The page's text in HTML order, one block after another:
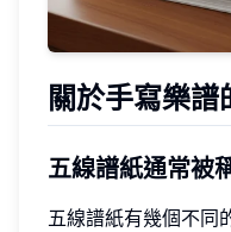
關於手寫樂譜
五線譜紙通常被
五線譜紙有幾個不同